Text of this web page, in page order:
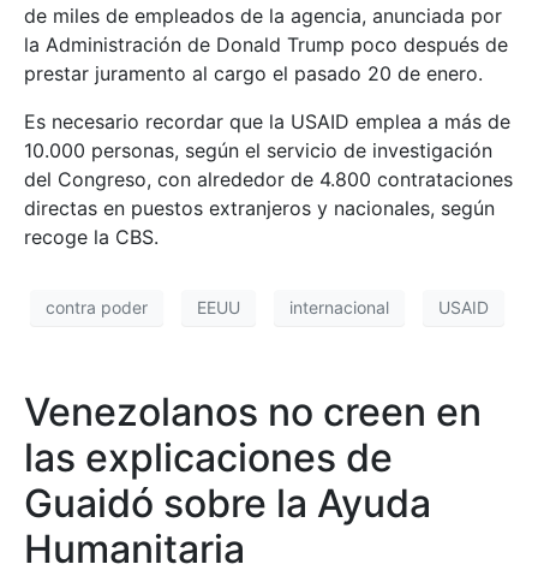
de miles de empleados de la agencia, anunciada por
la Administración de Donald Trump poco después de
prestar juramento al cargo el pasado 20 de enero.
Es necesario recordar que la USAID emplea a más de
10.000 personas, según el servicio de investigación
del Congreso, con alrededor de 4.800 contrataciones
directas en puestos extranjeros y nacionales, según
recoge la CBS.
contra poder EEUU internacional USAID
Venezolanos no creen en
las explicaciones de
Guaidó sobre la Ayuda
Humanitaria